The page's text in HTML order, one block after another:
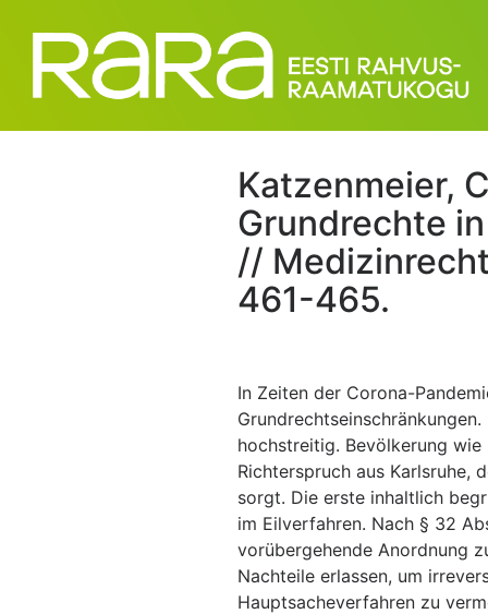
Katzenmeier,
Grundrechte
//
461-465.
In Zeiten der Corona-
hochstreitig. Bevölkerung
Richterspruch aus Karlsruhe,
sorgt. Die erste inhaltlich
im Eilverfahren. Nach § 32
vorübergehende Anordnung
Nachteile erlassen, um
Hauptsacheverfahren zu